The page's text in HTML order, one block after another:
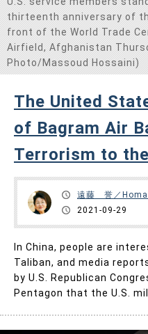
thirteenth anniversary of
front of the World Trade
Airfield, Afghanistan
Photo/Massoud Hossaini)
The United
of Bagram Air
Terrorism to
遠藤 誉／
2021-09-29
In China, people are
Taliban, and media
by U.S. Republican
Pentagon that the U.S.